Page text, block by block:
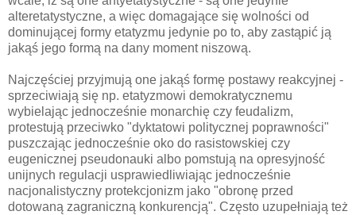
alteretatystyczne, a więc domagające się wolności od
dominującej formy etatyzmu jedynie po to, aby zastąpić ją
jakąś jego formą na dany moment niszową.
Najczęściej przyjmują one jakąś formę postawy reakcyjnej -
sprzeciwiają się np. etatyzmowi demokratycznemu
wybielając jednocześnie monarchię czy feudalizm,
protestują przeciwko "dyktatowi politycznej poprawności"
puszczając jednocześnie oko do rasistowskiej czy
eugenicznej pseudonauki albo pomstują na opresyjność
unijnych regulacji usprawiedliwiając jednocześnie
nacjonalistyczny protekcjonizm jako "obronę przed
dotowaną zagraniczną konkurencją". Często uzupełniają też